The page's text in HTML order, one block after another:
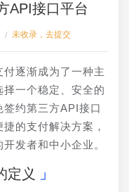
API接口平台
/ 未收录，去提交
逐渐成为了一种主
一个稳定、安全的
约第三方API接口
的支付解决方案，
发者和中小企业。
定义